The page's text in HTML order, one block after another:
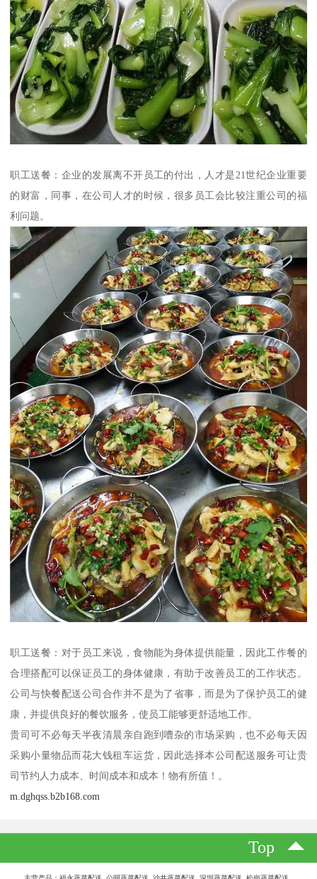
职工送餐：企业的发展离不开员工的付出，人才是21世纪企业重要
的财富，同事，在公司人才的时候，很多员工会比较注重公司的福
利问题。
职工送餐：对于员工来说，食物能为身体提供能量，因此工作餐的
合理搭配可以保证员工的身体健康，有助于改善员工的工作状态。
公司与快餐配送公司合作并不是为了省事，而是为了保护员工的健
康，并提供良好的餐饮服务，使员工能够更舒适地工作。
贵司可不必每天半夜清晨亲自跑到嘈杂的市场采购，也不必每天因
采购小量物品而花大钱租车运货，因此选择本公司配送服务可让贵
司节约人力成本、时间成本和成本！物有所值！。
m.dghqss.b2b168.com
Top